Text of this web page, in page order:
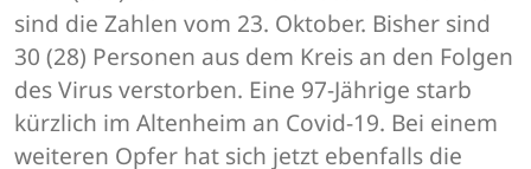
sind die Zahlen vom 23. Oktober. Bisher sind
30 (28) Personen aus dem Kreis an den Folgen
des Virus verstorben. Eine 97-Jährige starb
kürzlich im Altenheim an Covid-19. Bei einem
weiteren Opfer hat sich jetzt ebenfalls die